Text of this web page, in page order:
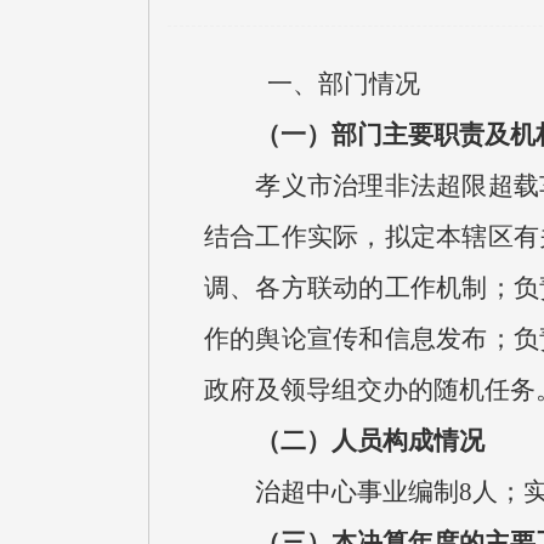
一、部门情况
（一）部门主要职责及
孝义市治理非法超限超
结合工作实际，拟定本辖区
调、各方联动的工作机制；
作的舆论宣传和信息发布；
政府及领导组交办的随机任务
（二）人员构成情况
治超中心事业编制 8人；